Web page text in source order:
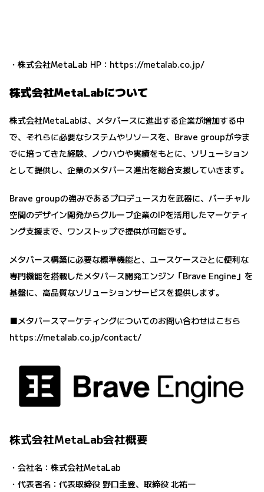
・株式会社MetaLab HP： https://metalab.co.jp/
株式会社MetaLabについて
株式会社MetaLabは、メタバースに進出する企業が増加する中
で、それらに必要なシステムやリソースを、Brave groupが今ま
でに培ってきた経験、ノウハウや実績をもとに、ソリューション
として提供し、企業のメタバース進出を総合支援していきます。
Brave groupの強みであるプロデュース力を武器に、バーチャル
空間のデザイン開発からグループ企業のIPを活用したマーケティ
ング支援まで、ワンストップで提供が可能です。
メタバース構築に必要な標準機能と、ユースケースごとに便利な
専門機能を搭載したメタバース開発エンジン「Brave Engine」を
基盤に、高品質なソリューションサービスを提供します。
■メタバースマーケティングについてのお問い合わせはこちら
https://metalab.co.jp/contact/
株式会社MetaLab会社概要
・会社名：株式会社MetaLab
・代表者名：代表取締役 野口圭登、取締役 北祐一